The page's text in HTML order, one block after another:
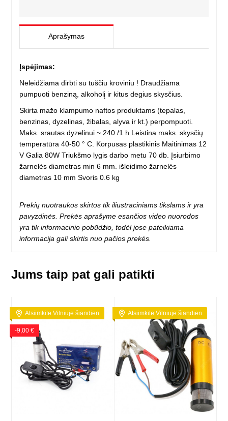
Aprašymas
Įspėjimas:
Neleidžiama dirbti su tuščiu kroviniu ! Draudžiama
pumpuoti benziną, alkoholį ir kitus degius skysčius.
Skirta mažo klampumo naftos produktams (tepalas,
benzinas, dyzelinas, žibalas, alyva ir kt.) perpompuoti.
Maks. srautas dyzelinui ~ 240 /1 h Leistina maks. skysčių
temperatūra 40-50 ° C. Korpusas plastikinis Maitinimas 12
V Galia 80W Triukšmo lygis darbo metu 70 db. Įsiurbimo
žarnelės diametras min 6 mm. išleidimo žarnelės
diametras 10 mm Svoris 0.6 kg
Prekių nuotraukos skirtos tik iliustraciniams tikslams ir yra
pavyzdinės. Prekės aprašyme esančios video nuorodos
yra tik informacinio pobūdžio, todėl jose pateikiama
informacija gali skirtis nuo pačios prekės.
Jums taip pat gali patikti
Atsiimkite Vilniuje šiandien
-9,00 €
Atsiimkite Vilniuje šiandien